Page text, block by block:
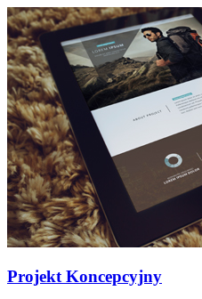
Projekt Koncepcyjny